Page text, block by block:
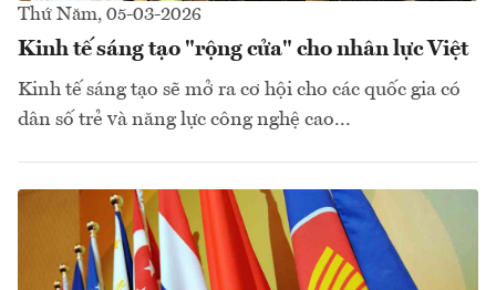
Thứ Năm, 05-03-2026
Kinh tế sáng tạo "rộng cửa" cho nhân lực Việt
Kinh tế sáng tạo sẽ mở ra cơ hội cho các quốc gia có
dân số trẻ và năng lực công nghệ cao...